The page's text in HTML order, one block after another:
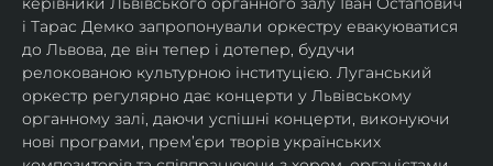
і Тарас Демко запропонували оркестру евакуюватися
до Львова, де він тепер і дотепер, будучи
релокованою культурною інституцією. Луганський
оркестр регулярно дає концерти у Львівському
органному залі, даючи успішні концерти, виконуючи
нові програми, прем’єри творів українських